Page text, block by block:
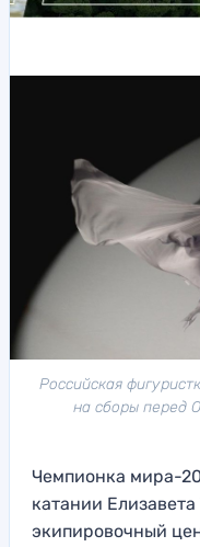
Российская
на сборы перед
Чемпионка мира-
катании
экипировочный